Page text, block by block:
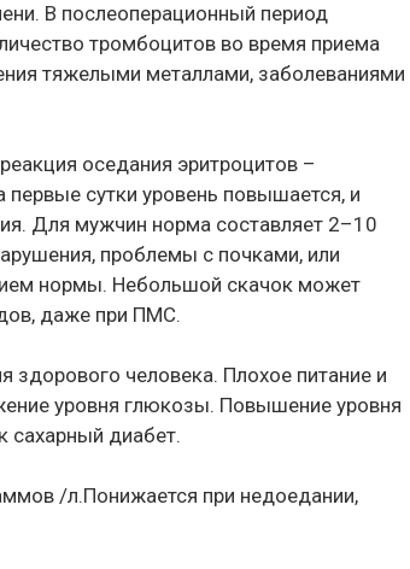
В послеоперационный период
тромбоцитов во время приема
тяжелыми металлами, заболеваниями
оседания эритроцитов –
первые сутки уровень повышается, и
Для мужчин норма составляет 2–10
проблемы с почками, или
нормы. Небольшой скачок может
даже при ПМС.
человека. Плохое питание и
уровня глюкозы. Повышение уровня
сахарный диабет.
/л.Понижается при недоедании,